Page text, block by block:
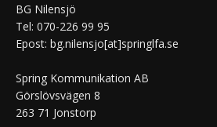
BG Nilensjö
Tel: 070-226 99 95
Epost: bg.nilensjo[at]springlfa.se
Spring Kommunikation AB
Görslövsvägen 8
263 71 Jonstorp